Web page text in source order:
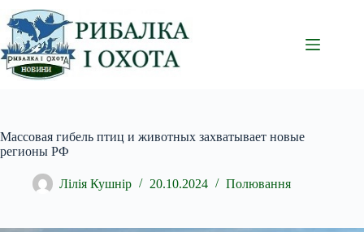
Перейти
до
вмісту
Массовая гибель птиц и животных захватывает новые
регионы РФ
Лілія Кушнір 20.10.2024 Полювання